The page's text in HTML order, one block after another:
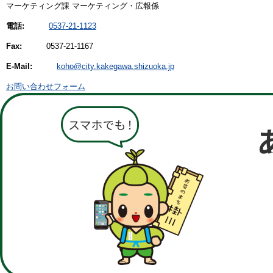
マーケティング課 マーケティング・広報係
電話: 0537-21-1123
Fax: 0537-21-1167
E-Mail: koho@city.kakegawa.shizuoka.jp
お問い合わせフォーム